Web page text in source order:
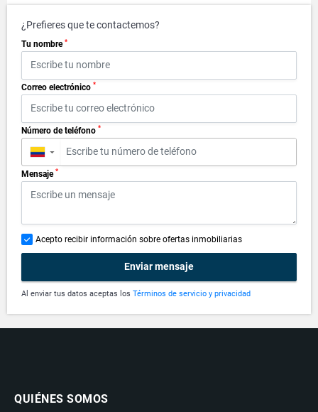
¿Prefieres que te contactemos?
Tu nombre *
Correo electrónico *
Número de teléfono *
▼
Mensaje *
Acepto recibir información sobre ofertas inmobiliarias
Enviar mensaje
Al enviar tus datos aceptas los Términos de servicio y privacidad
QUIÉNES SOMOS